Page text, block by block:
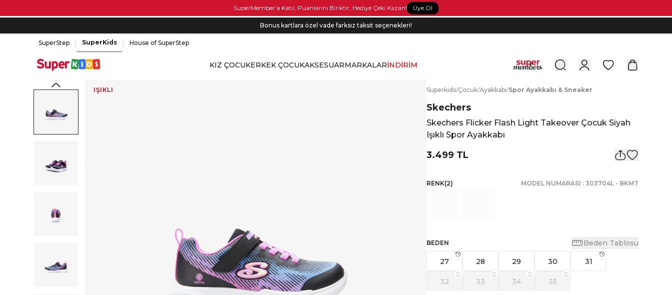
SuperMember'a Katıl, Puanlarını Biriktir, Hediye Çeki Kazan! Üye Ol
Bonus kartlara özel vade farksız taksit seçenekleri!
SuperStep SuperKids House of SuperStep
KIZ ÇOCUKERKEK ÇOCUKAKSESUARMARKALARİNDİRİM 0
IŞIKLI IŞIKLI
Superkids/Çocuk/Ayakkabı/Spor Ayakkabı & Sneaker
Skechers
Skechers Flicker Flash Light Takeover Çocuk Siyah
Işıklı Spor Ayakkabı
3.499 TL
RENK(2) MODEL NUMARASI : 303704L- BKMT
BEDEN Beden Tablosu
27 28 29 30 31
32 33 34 35